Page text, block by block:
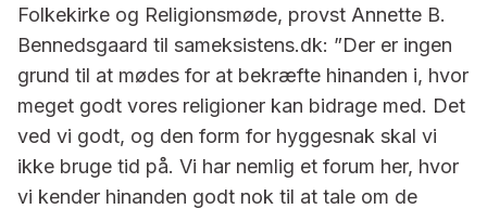
Folkekirke og Religionsmøde, provst Annette B.
Bennedsgaard til sameksistens.dk: ”Der er ingen
grund til at mødes for at bekræfte hinanden i, hvor
meget godt vores religioner kan bidrage med. Det
ved vi godt, og den form for hyggesnak skal vi
ikke bruge tid på. Vi har nemlig et forum her, hvor
vi kender hinanden godt nok til at tale om de